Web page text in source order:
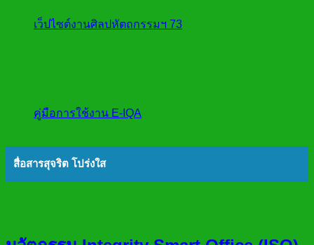
เว็ปไซต์งานศิลปหัตถกรรมฯ 73
คู่มือการใช้งาน E-IQA
สื่อสารสุจริต โปร่งใส